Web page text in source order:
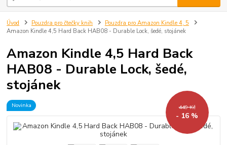
Úvod Pouzdra pro čtečky knih
Pouzdra pro Amazon Kindle 4, 5
Amazon Kindle 4,5 Hard Back HAB08 - Durable Lock, šedé, stojánek
Amazon Kindle 4,5 Hard Back
HAB08 - Durable Lock, šedé,
stojánek
Novinka 449 Kč
- 16 %